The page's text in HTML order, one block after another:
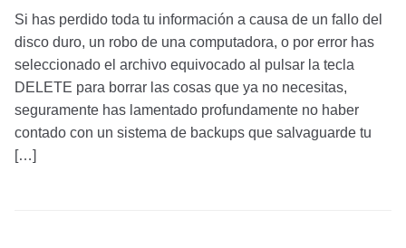
Si has perdido toda tu información a causa de un fallo del
disco duro, un robo de una computadora, o por error has
seleccionado el archivo equivocado al pulsar la tecla
DELETE para borrar las cosas que ya no necesitas,
seguramente has lamentado profundamente no haber
contado con un sistema de backups que salvaguarde tu
[…]